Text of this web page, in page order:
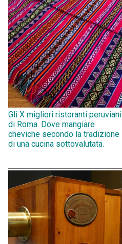
Gli X migliori ristoranti peruviani
di Roma. Dove mangiare
cheviche secondo la tradizione
di una cucina sottovalutata.